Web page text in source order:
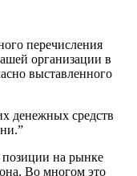
перечисления
организации в
выставленного
денежных средств
на рынке
Во многом это